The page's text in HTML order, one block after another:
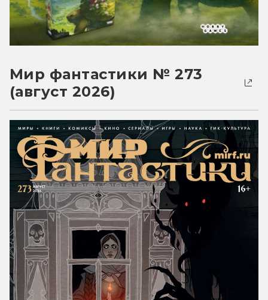
Мир фантастики № 273
(август 2026)